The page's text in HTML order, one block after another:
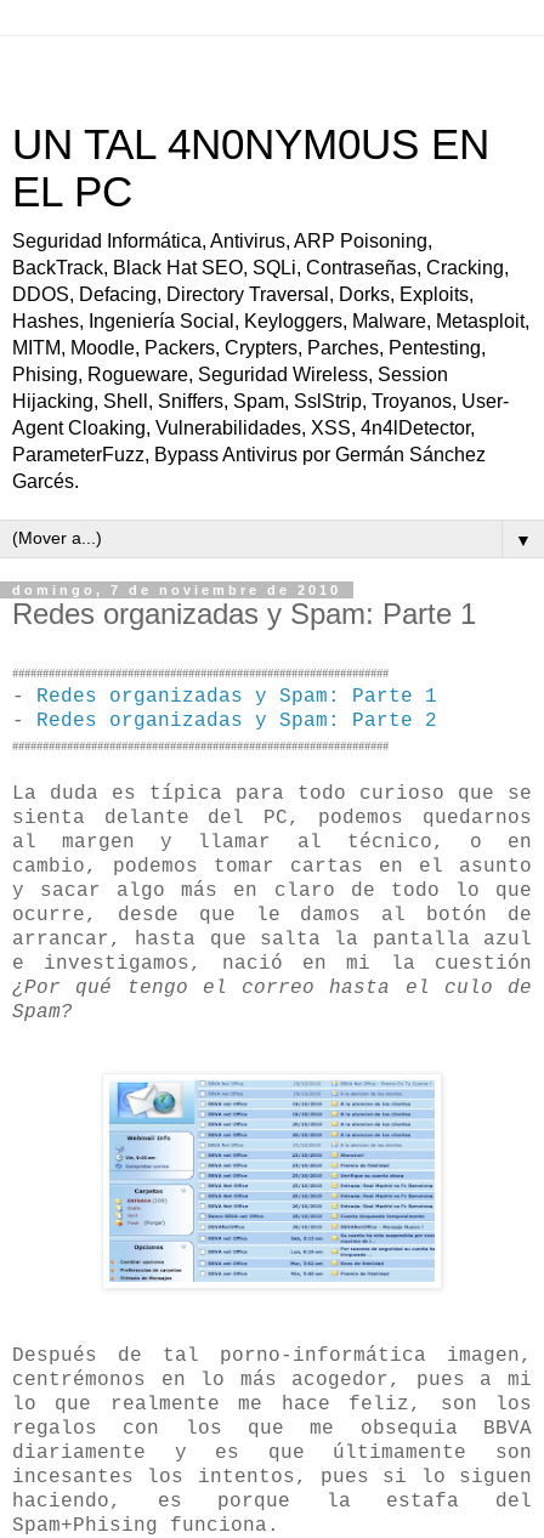
UN TAL 4N0NYM0US EN
EL PC
Seguridad Informática, Antivirus, ARP Poisoning,
BackTrack, Black Hat SEO, SQLi, Contraseñas, Cracking,
DDOS, Defacing, Directory Traversal, Dorks, Exploits,
Hashes, Ingeniería Social, Keyloggers, Malware, Metasploit,
MITM, Moodle, Packers, Crypters, Parches, Pentesting,
Phising, Rogueware, Seguridad Wireless, Session
Hijacking, Shell, Sniffers, Spam, SslStrip, Troyanos, User-
Agent Cloaking, Vulnerabilidades, XSS, 4n4lDetector,
ParameterFuzz, Bypass Antivirus por Germán Sánchez
Garcés.
▼
domingo, 7 de noviembre de 2010
Redes organizadas y Spam: Parte 1
##############################################################
- Redes organizadas y Spam: Parte 1
- Redes organizadas y Spam: Parte 2
##############################################################
La duda es típica para todo curioso que se
sienta delante del PC, podemos quedarnos
al margen y llamar al técnico, o en
cambio, podemos tomar cartas en el asunto
y sacar algo más en claro de todo lo que
ocurre, desde que le damos al botón de
arrancar, hasta que salta la pantalla azul
e investigamos, nació en mi la cuestión
¿Por qué tengo el correo hasta el culo de
Spam?
Después de tal porno-informática imagen,
centrémonos en lo más acogedor, pues a mi
lo que realmente me hace feliz, son los
regalos con los que me obsequia BBVA
diariamente y es que últimamente son
incesantes los intentos, pues si lo siguen
haciendo, es porque la estafa del
Spam+Phising funciona.